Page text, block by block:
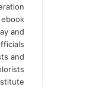
ebook
and
and